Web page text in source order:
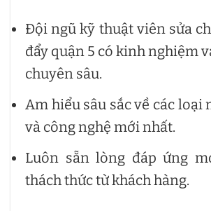
Đội ngũ kỹ thuật viên sửa
đẩy quận 5 có kinh nghiệm
chuyên sâu.
Am hiểu sâu sắc về các loại
và công nghệ mới nhất.
Luôn sẵn lòng đáp ứng
thách thức từ khách hàng.